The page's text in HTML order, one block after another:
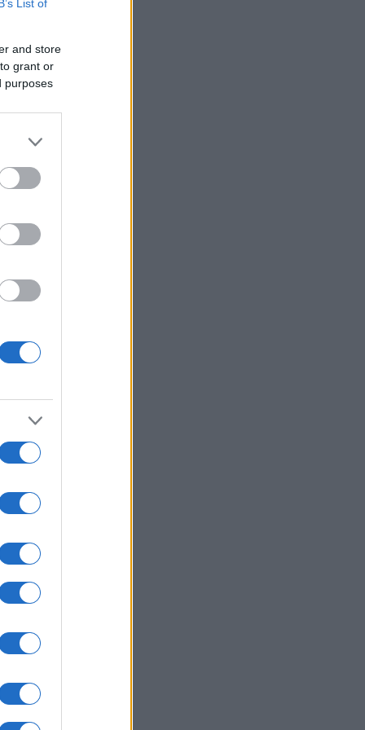
List of
and store
grant or
purposes
Πυροβολισμοί στη Βόρεια
- Πληροφορίες για νεκρούς
- Πιθανόν ανήκει σε
Γερμανό τουρίστα
08/26 - 20:24
αρκεί η επιτροφή στις
για το Ορμούζ
05/08/26 - 20:12
ναυτιλιακές ενώσεις κατά των
Το Ισραήλ θα κάνει ό,τι
Απόπειρα επίθεσης στο
της Λειψίας βλέπουν οι
— Τι είδους εκρηκτικό βρέθηκε
drone
08/26 - 19:24
ατζέντα